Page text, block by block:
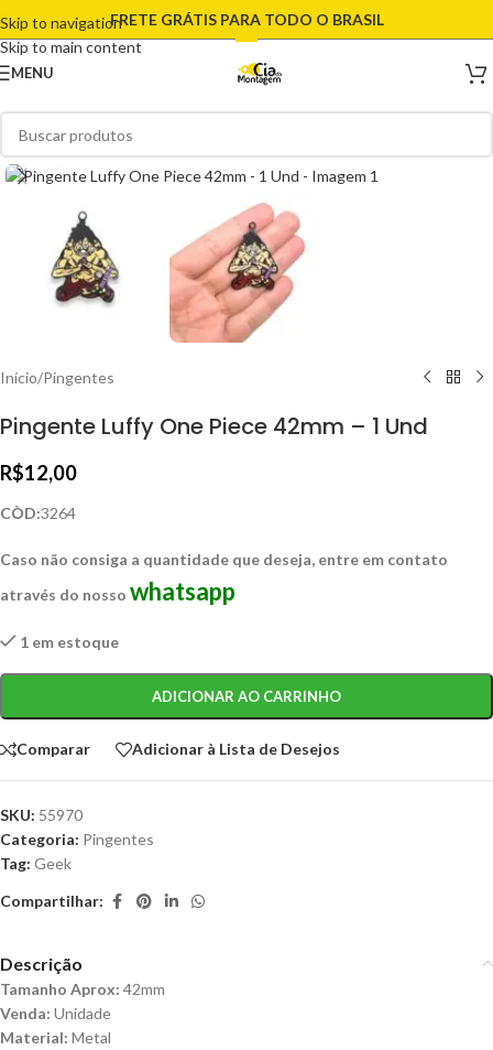
Skip to navigation
Skip to main content
FRETE GRÁTIS PARA TODO O BRASIL
MENU
Clique para ampliar
Início/Pingentes
Pingente Luffy One Piece 42mm – 1 Und
R$12,00
CÒD:3264
Caso não consiga a quantidade que deseja, entre em contato
através do nosso whatsapp
1 em estoque
ADICIONAR AO CARRINHO
Comparar Adicionar à Lista de Desejos
SKU: 55970
Categoria: Pingentes
Tag: Geek
Compartilhar:
Descrição
Tamanho Aprox: 42mm
Venda: Unidade
Material: Metal